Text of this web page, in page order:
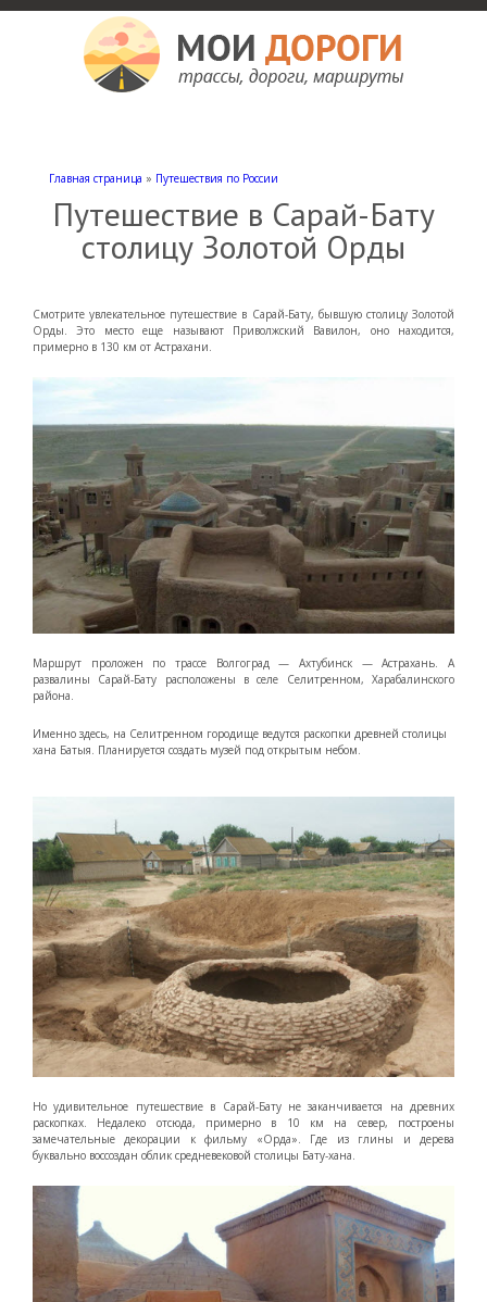
Главная страница » Путешествия по России
Путешествие в Сарай-Бату
столицу Золотой Орды
Смотрите увлекательное путешествие в Сарай-Бату, бывшую столицу Золотой
Орды. Это место еще называют Приволжский Вавилон, оно находится,
примерно в 130 км от Астрахани.
Маршрут проложен по трассе Волгоград — Ахтубинск — Астрахань. А
развалины Сарай-Бату расположены в селе Селитренном, Харабалинского
района.
Именно здесь, на Селитренном городище ведутся раскопки древней столицы
хана Батыя. Планируется создать музей под открытым небом.
Но удивительное путешествие в Сарай-Бату не заканчивается на древних
раскопках. Недалеко отсюда, примерно в 10 км на север, построены
замечательные декорации к фильму «Орда». Где из глины и дерева
буквально воссоздан облик средневековой столицы Бату-хана.